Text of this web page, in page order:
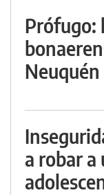
Prófugo:
Neuquén
a robar a